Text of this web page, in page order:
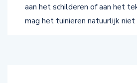
mag het tuinieren natuurlijk